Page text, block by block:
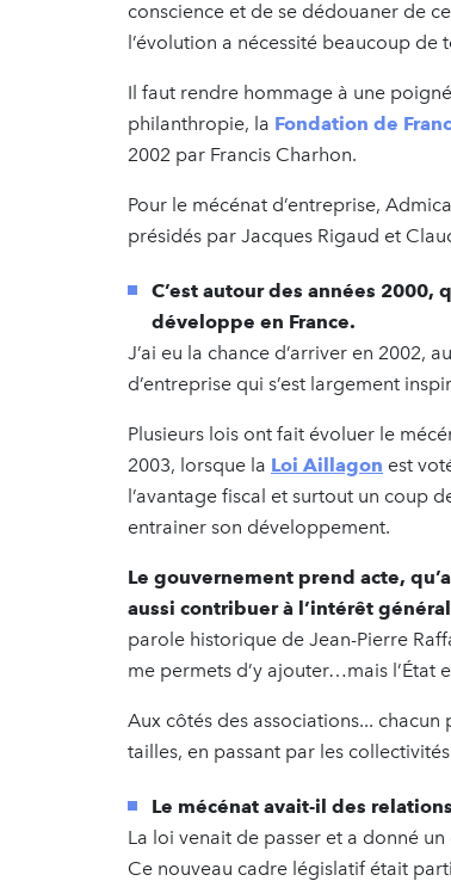
conscience et de se dédouaner de
l’évolution a nécessité beaucoup de
Il faut rendre hommage à une
philanthropie, la Fondation de
2002 par Francis Charhon.
Pour le mécénat d’entreprise,
présidés par Jacques Rigaud et
C’est autour des années
développe en France.
J’ai eu la chance d’arriver en 2002,
d’entreprise qui s’est largement
Plusieurs lois ont fait évoluer le
2003, lorsque la Loi Aillagon est
l’avantage fiscal et surtout un coup
entrainer son développement.
Le gouvernement prend acte,
aussi contribuer à l’intérêt
parole historique de Jean-Pierre
me permets d’y ajouter…mais l’État
Aux côtés des associations...
tailles, en passant par les
Le mécénat avait-il des
La loi venait de passer et a donné
Ce nouveau cadre législatif était